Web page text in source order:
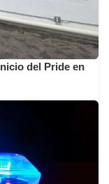
del Pride en